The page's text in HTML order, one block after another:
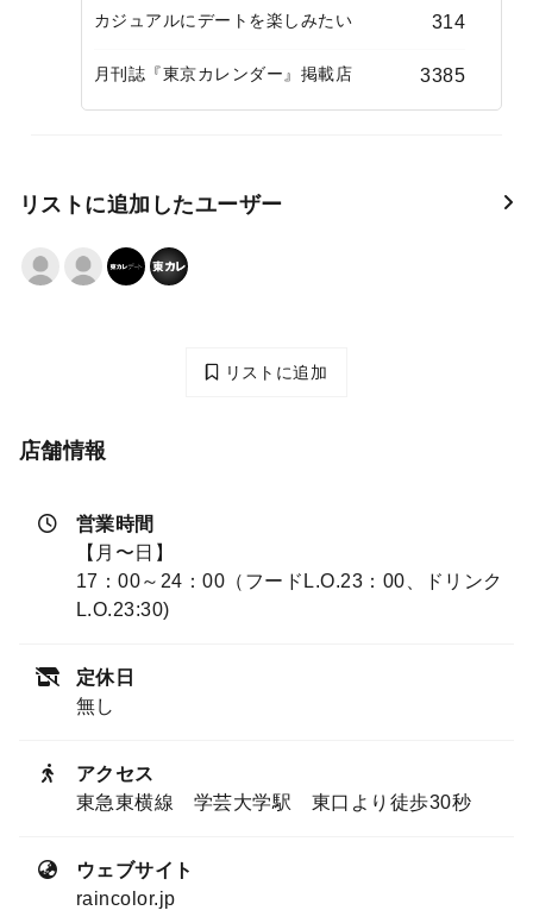
カジュアルにデートを楽しみたい 314
月刊誌『東京カレンダー』掲載店 3385
リストに追加したユーザー
リストに追加
店舗情報
営業時間
【月〜日】
17：00～24：00（フードL.O.23：00、ドリンク
L.O.23:30)
定休日
無し
アクセス
東急東横線 学芸大学駅 東口より徒歩30秒
ウェブサイト
raincolor.jp